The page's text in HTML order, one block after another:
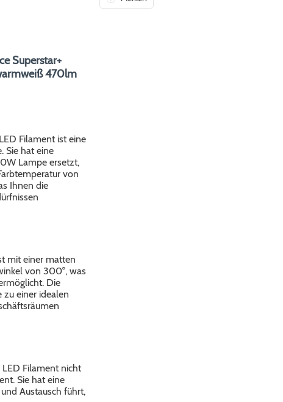
Superstar+
470lm
Filament ist eine
Sie hat eine
Lampe ersetzt,
von
Ihnen die
mit einer matten
von 300°, was
Die
einer idealen
Filament nicht
Sie hat eine
Austausch führt,